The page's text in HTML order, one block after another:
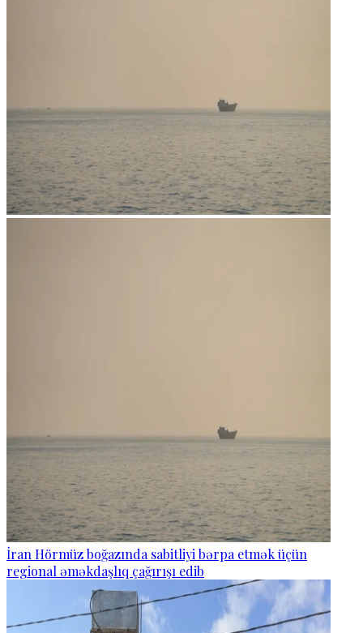
İran Hörmüz boğazında sabitliyi bərpa etmək üçün
regional əməkdaşlıq çağırışı edib